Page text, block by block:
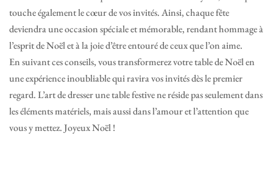
touche également le cœur de vos invités. Ainsi, chaque fête
deviendra une occasion spéciale et mémorable, rendant hommage à
l’esprit de Noël et à la joie d’être entouré de ceux que l’on aime.
En suivant ces conseils, vous transformerez votre table de Noël en
une expérience inoubliable qui ravira vos invités dès le premier
regard. L’art de dresser une table festive ne réside pas seulement dans
les éléments matériels, mais aussi dans l’amour et l’attention que
vous y mettez. Joyeux Noël !